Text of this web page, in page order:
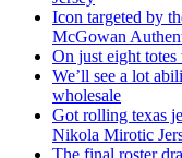
Icon targeted by
McGowan
On just eight
We’ll see a lot
wholesale
Got rolling texas
Nikola Mirotic